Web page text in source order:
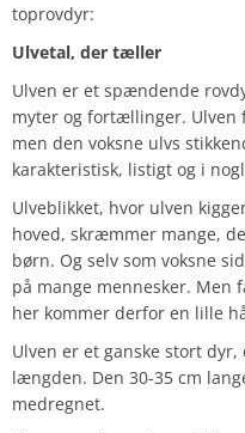
toprovdyr:
Ulvetal, der tæller
Ulven er et spændende
myter og fortællinger. Ulven
men den voksne ulvs
karakteristisk, listigt og i
Ulveblikket, hvor ulven
hoved, skræmmer mange,
børn. Og selv som voksne
på mange mennesker. Men
her kommer derfor en lille
Ulven er et ganske stort
længden. Den 30-35 cm
medregnet.